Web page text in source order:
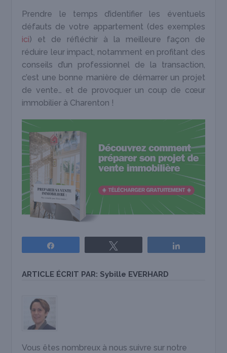
Prendre le temps d’identifier les éventuels
défauts de votre appartement (des exemples
ici) et de réfléchir à la meilleure façon de
réduire leur impact, notamment en profitant des
conseils d’un professionnel de la transaction,
c’est une bonne manière de démarrer un projet
de vente… et de provoquer un coup de cœur
immobilier à Charenton !
ARTICLE ÉCRIT PAR: Sybille EVERHARD
Vous êtes nombreux à nous suivre sur notre